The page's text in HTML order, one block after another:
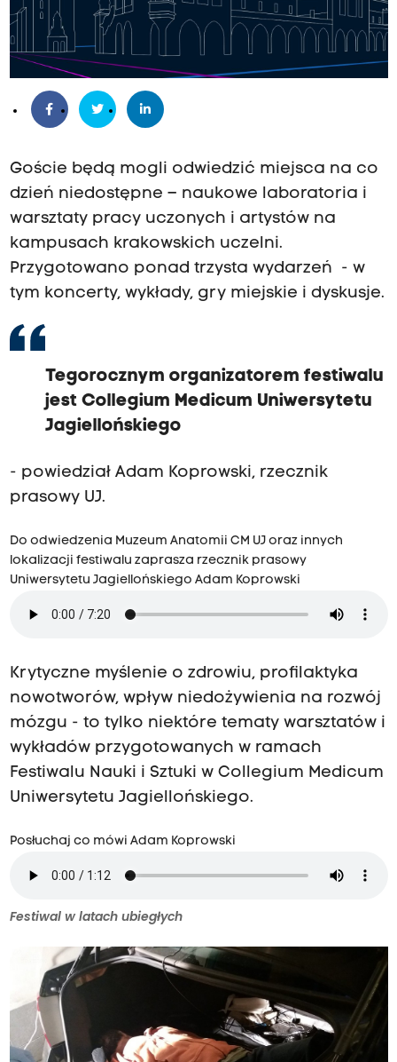
Goście będą mogli odwiedzić miejsca na co
dzień niedostępne – naukowe laboratoria i
warsztaty pracy uczonych i artystów na
kampusach krakowskich uczelni.
Przygotowano ponad trzysta wydarzeń - w
tym koncerty, wykłady, gry miejskie i dyskusje.
Tegorocznym organizatorem festiwalu
jest Collegium Medicum Uniwersytetu
Jagiellońskiego
- powiedział Adam Koprowski, rzecznik
prasowy UJ.
Do odwiedzenia Muzeum Anatomii CM UJ oraz innych
lokalizacji festiwalu zaprasza rzecznik prasowy
Uniwersytetu Jagiellońskiego Adam Koprowski
Krytyczne myślenie o zdrowiu, profilaktyka
nowotworów, wpływ niedożywienia na rozwój
mózgu - to tylko niektóre tematy warsztatów i
wykładów przygotowanych w ramach
Festiwalu Nauki i Sztuki w Collegium Medicum
Uniwersytetu Jagiellońskiego.
Posłuchaj co mówi Adam Koprowski
Festiwal w latach ubiegłych